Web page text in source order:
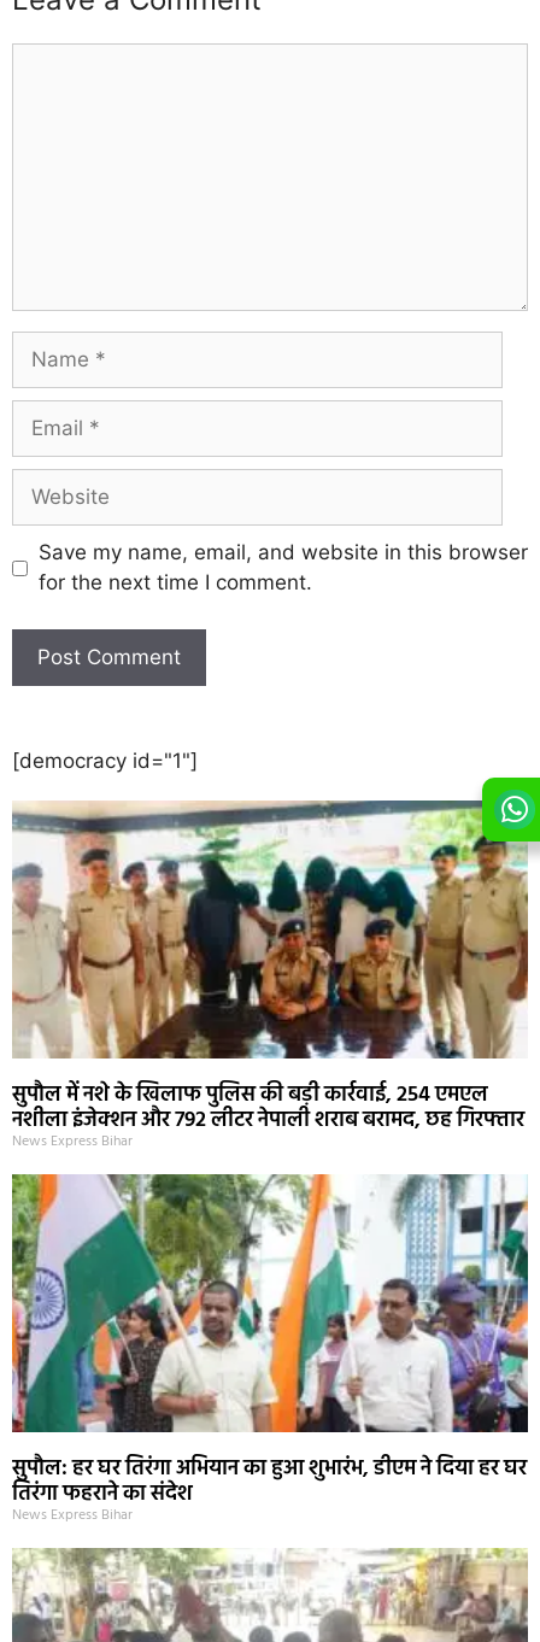
Save my name, email, and website in this browser
for the next time I comment.
[democracy id="1"]
सुपौल में नशे के खिलाफ पुलिस की बड़ी कार्रवाई, 254 एमएल
नशीला इंजेक्शन और 792 लीटर नेपाली शराब बरामद, छह गिरफ्तार
News Express Bihar
सुपौल: हर घर तिरंगा अभियान का हुआ शुभारंभ, डीएम ने दिया हर घर
तिरंगा फहराने का संदेश
News Express Bihar